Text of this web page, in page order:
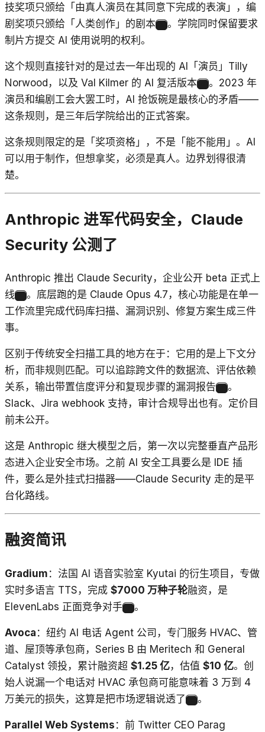
技奖项只颁给「由真人演员在其同意下完成的表演」，编
剧奖项只颁给「人类创作」的剧本
。学院同时保留要求
制片方提交 AI 使用说明的权利。
这个规则直接针对的是过去一年出现的 AI「演员」Tilly
Norwood，以及 Val Kilmer 的 AI 复活版本
。2023 年
演员和编剧工会大罢工时，AI 抢饭碗是最核心的矛盾——
这条规则，是三年后学院给出的正式答案。
这条规则限定的是「奖项资格」，不是「能不能用」。AI
可以用于制作，但想拿奖，必须是真人。边界划得很清
楚。
Anthropic 进军代码安全，Claude
Security 公测了
Anthropic 推出 Claude Security，企业公开 beta 正式上
线
。底层跑的是 Claude Opus 4.7，核心功能是在单一
工作流里完成代码库扫描、漏洞识别、修复方案生成三件
事。
区别于传统安全扫描工具的地方在于：它用的是上下文分
析，而非规则匹配。可以追踪跨文件的数据流、评估依赖
关系，输出带置信度评分和复现步骤的漏洞报告
。
Slack、Jira webhook 支持，审计合规导出也有。定价目
前未公开。
这是 Anthropic 继大模型之后，第一次以完整垂直产品形
态进入企业安全市场。之前 AI 安全工具要么是 IDE 插
件，要么是外挂式扫描器——Claude Security 走的是平
台化路线。
融资简讯
Gradium ：法国 AI 语音实验室 Kyutai 的衍生项目，专做
实时多语言 TTS，完成 $7000 万种子轮融资，是
ElevenLabs 正面竞争对手
。
Avoca ：纽约 AI 电话 Agent 公司，专门服务 HVAC、管
道、屋顶等承包商，Series B 由 Meritech 和 General
Catalyst 领投，累计融资超 $1.25 亿，估值 $10 亿。创
始人说漏一个电话对 HVAC 承包商可能意味着 3 万到 4
万美元的损失，这算是把市场逻辑说透了
。
Parallel Web Systems ：前 Twitter CEO Parag